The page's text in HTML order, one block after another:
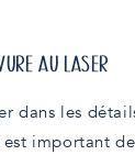
AU LASER
dans les
important